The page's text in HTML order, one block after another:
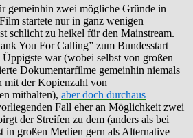
gemeinhin zwei mögliche Gründe in
startete nur in ganz wenigen
schlicht zu heikel für den Mainstream.
You For Calling” zum Bundesstart
war (wobei selbst von großen
Dokumentarfilme gemeinhin niemals
mit der Kopienzahl von
mithalten), aber doch durchaus
Fall eher an Möglichkeit zwei
der Streifen zu dem (anders als bei
in großen Medien gern als Alternative